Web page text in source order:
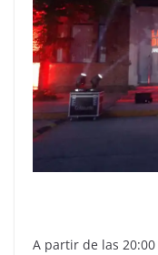
A partir de las 20:00